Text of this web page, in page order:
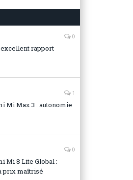
0
excellent rapport
1
Mi Max 3 : autonomie
0
Mi 8 Lite Global :
prix maîtrisé